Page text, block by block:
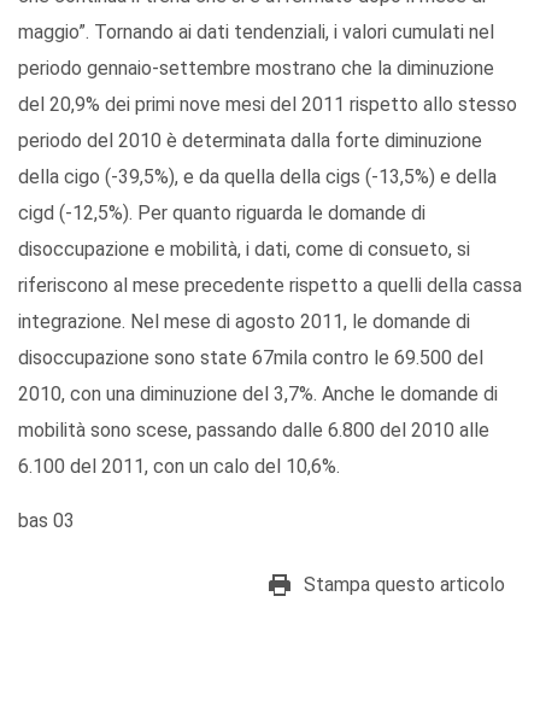
maggio”. Tornando ai dati tendenziali, i valori cumulati nel
periodo gennaio-settembre mostrano che la diminuzione
del 20,9% dei primi nove mesi del 2011 rispetto allo stesso
periodo del 2010 è determinata dalla forte diminuzione
della cigo (-39,5%), e da quella della cigs (-13,5%) e della
cigd (-12,5%). Per quanto riguarda le domande di
disoccupazione e mobilità, i dati, come di consueto, si
riferiscono al mese precedente rispetto a quelli della cassa
integrazione. Nel mese di agosto 2011, le domande di
disoccupazione sono state 67mila contro le 69.500 del
2010, con una diminuzione del 3,7%. Anche le domande di
mobilità sono scese, passando dalle 6.800 del 2010 alle
6.100 del 2011, con un calo del 10,6%.
bas 03
Stampa questo articolo